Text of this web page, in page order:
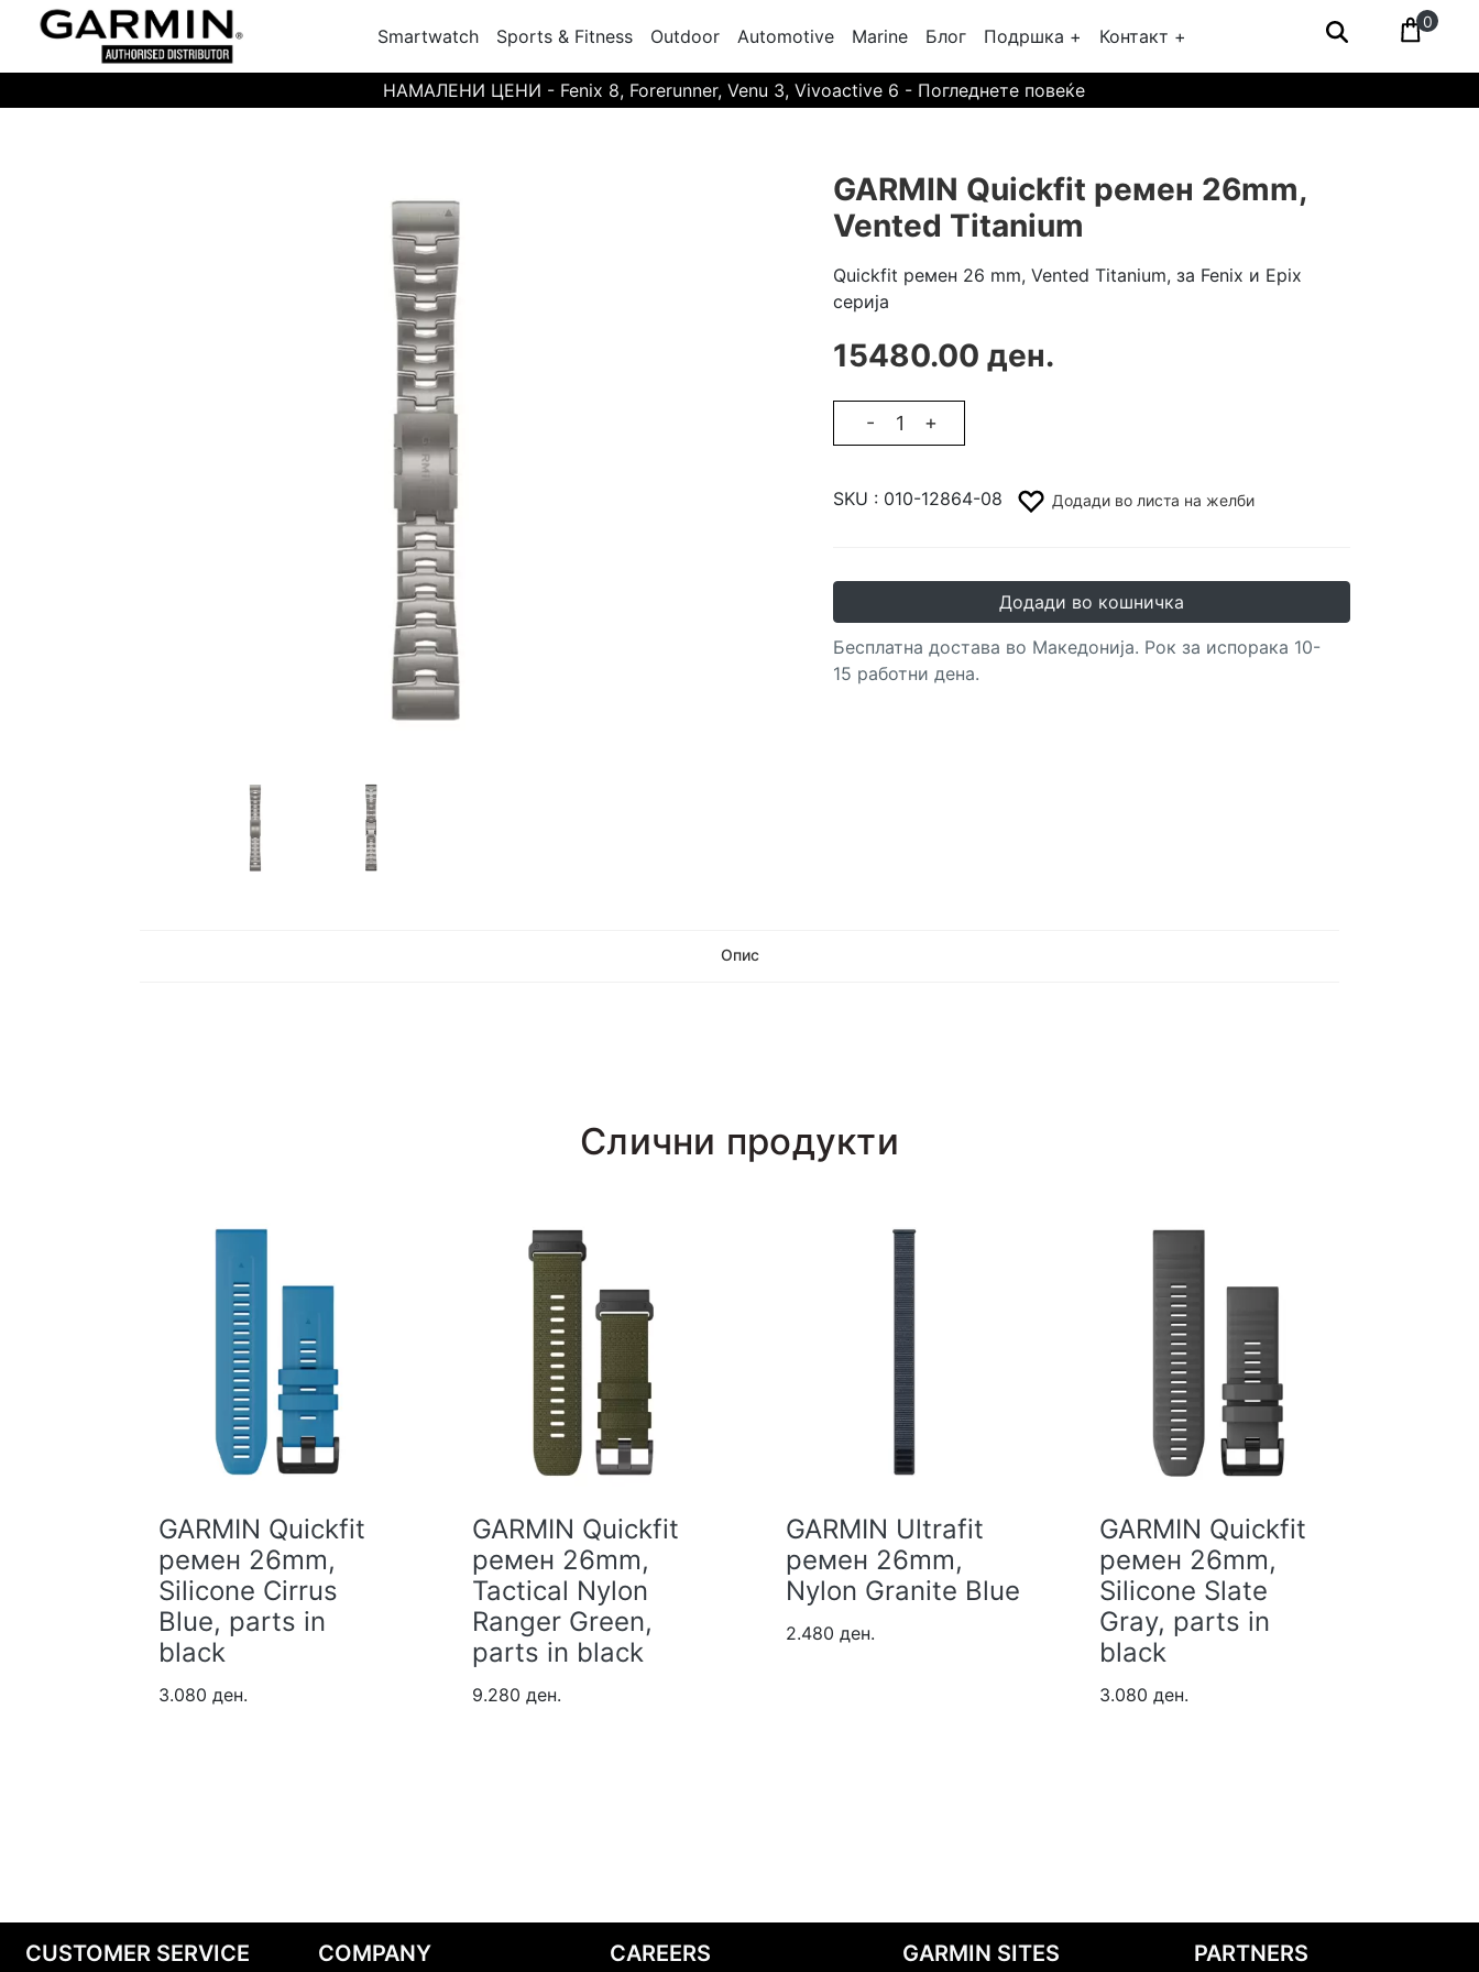
Smartwatch Sports & Fitness Outdoor Automotive Marine Блог Подршка + Контакт +
0
НАМАЛЕНИ ЦЕНИ - Fenix 8, Forerunner, Venu 3, Vivoactive 6 - Погледнете повеќе
GARMIN Quickfit ремен 26mm,
Vented Titanium
Quickfit ремен 26 mm, Vented Titanium, за Fenix и Epix
серија
15480.00 ден.
- +
SKU : 010-12864-08 Додади во листа на желби
Додади во кошничка
Бесплатна достава во Македонија. Рок за испорака 10-
15 работни дена.
Опис
Слични продукти
GARMIN Quickfit
ремен 26mm,
Silicone Cirrus
Blue, parts in
black
3.080 ден.
GARMIN Quickfit
ремен 26mm,
Tactical Nylon
Ranger Green,
parts in black
9.280 ден.
GARMIN Ultrafit
ремен 26mm,
Nylon Granite Blue
2.480 ден.
GARMIN Quickfit
ремен 26mm,
Silicone Slate
Gray, parts in
black
3.080 ден.
CUSTOMER SERVICE COMPANY CAREERS GARMIN SITES PARTNERS